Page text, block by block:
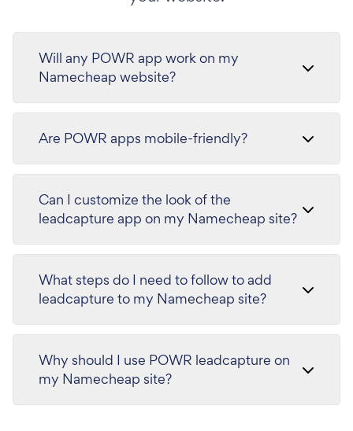
Will any POWR app work on my
Namecheap website?
Are POWR apps mobile-friendly?
Can I customize the look of the
leadcapture app on my Namecheap site?
What steps do I need to follow to add
leadcapture to my Namecheap site?
Why should I use POWR leadcapture on
my Namecheap site?